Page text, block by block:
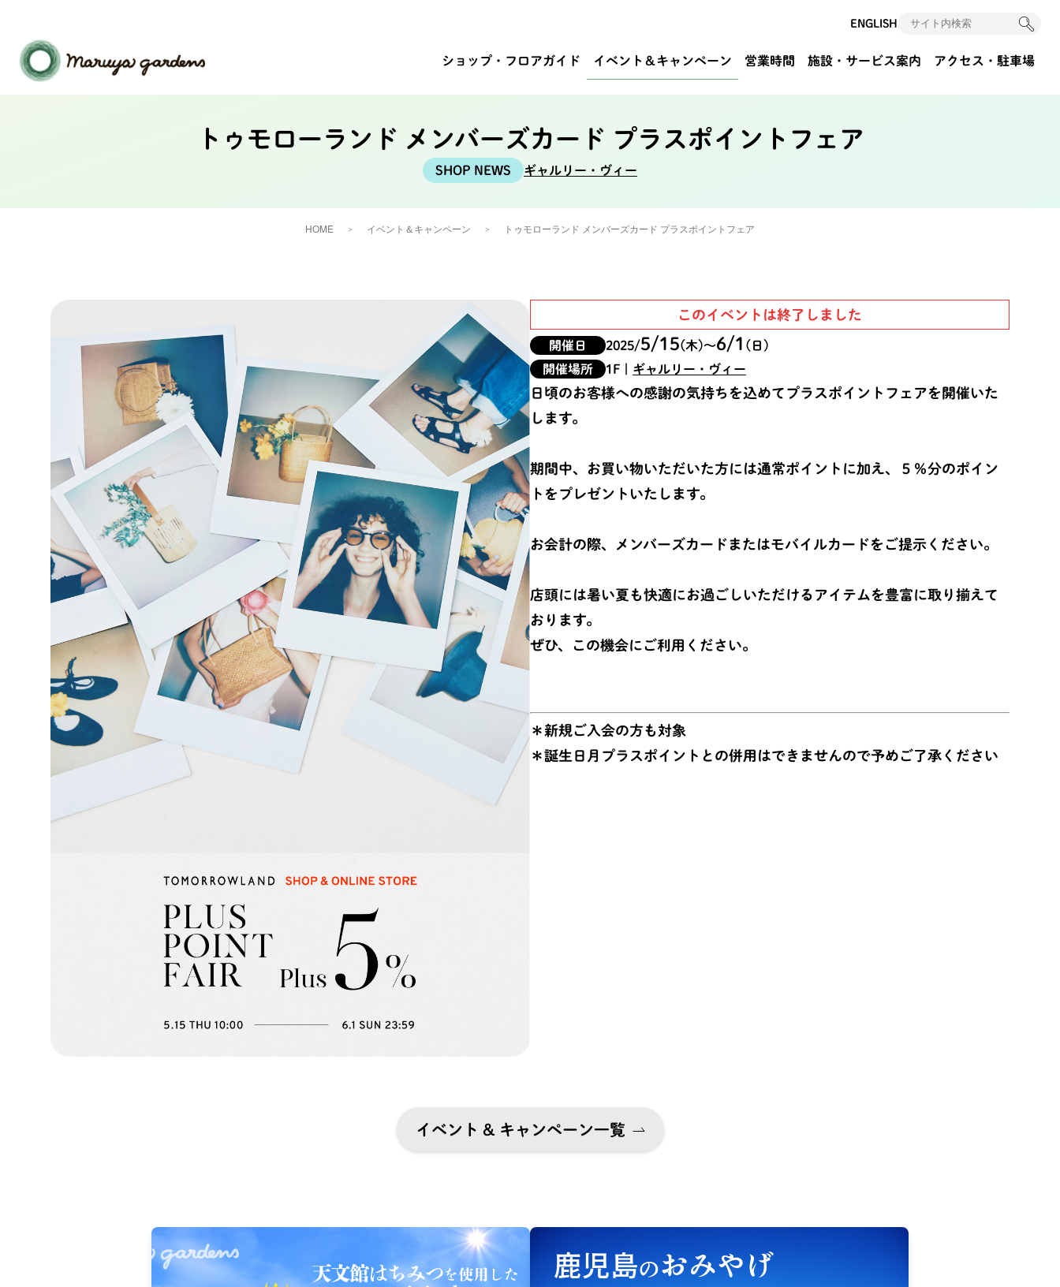
ENGLISH
ショップ・ フロアガイド イベント ＆キャンペーン 営業時間 施設・サービス案内 アクセス ・駐車場
トゥモローランド メンバーズカード プラスポイントフェア
ギャルリー・ヴィー
HOME イベント＆キャンペーン トゥモローランド メンバーズカード プラスポイントフェア
このイベントは終了しました
開催日 2025/5/15(木)〜6/1 (日)
開催場所
1F ギャルリー・ヴィー
日頃のお客様への感謝の気持ちを込めてプラスポイントフェアを開催いた
します。
期間中、お買い物いただいた方には通常ポイントに加え、５％分のポイン
トをプレゼントいたします。
お会計の際、メンバーズカードまたはモバイルカードをご提示ください。
店頭には暑い夏も快適にお過ごしいただけるアイテムを豊富に取り揃えて
おります。
ぜひ、この機会にご利用ください。
＊新規ご入会の方も対象
＊誕生日月プラスポイントとの併用はできませんので予めご了承ください
イベント & キャンペーン一覧